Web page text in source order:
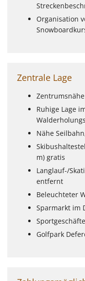
Organisation
Zentrale Lage
Ruhige Lage
Nähe
m) gratis
Langlauf-/
entfernt
Beleuchteter
Sparmarkt im
Golfpark